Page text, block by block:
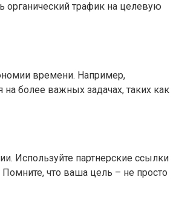
органический трафик на целевую
времени. Например,
более важных задачах, таких как
Используйте партнерские ссылки
что ваша цель – не просто